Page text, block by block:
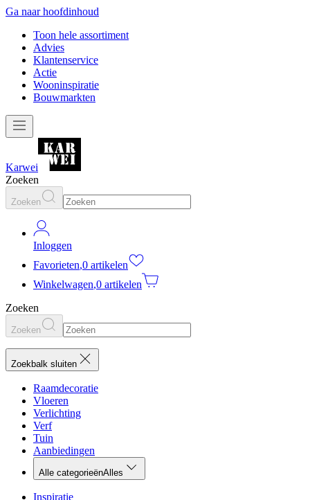
Ga naar hoofdinhoud
Toon hele assortiment
Advies
Klantenservice
Actie
Wooninspiratie
Bouwmarkten
Karwei
Zoeken
Zoeken
Inloggen
Favorieten,0 artikelen
Winkelwagen,0 artikelen
Zoeken
Zoeken
Zoekbalk sluiten
Raamdecoratie
Vloeren
Verlichting
Verf
Tuin
Aanbiedingen
Alle categorieënAlles
Inspiratie